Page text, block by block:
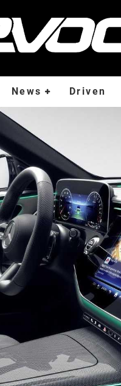
News Driven